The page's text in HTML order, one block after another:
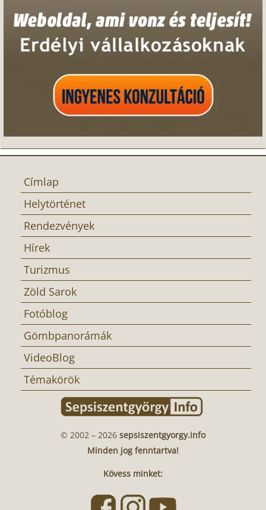
Címlap
Helytörténet
Rendezvények
Hírek
Turizmus
Zöld Sarok
Fotóblog
Gömbpanorámák
VideoBlog
Témakörök
© 2002 – 2026 sepsiszentgyorgy.info
Minden jog fenntartva!
Kövess minket: